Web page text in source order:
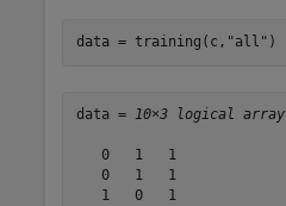
data = training(c, "all" )
data = 10×3 logical array
   0   1   1
   0   1   1
   1   0   1